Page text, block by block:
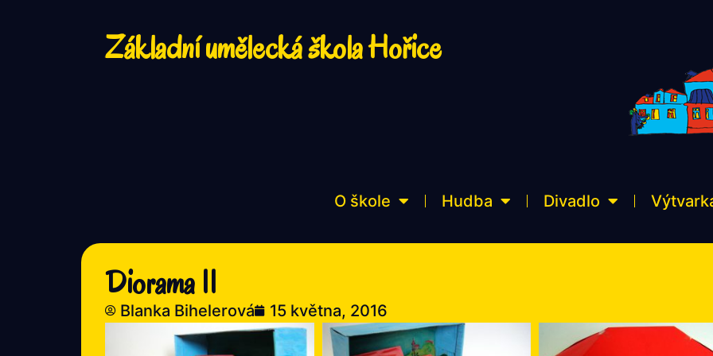
Základní umělecká škola Hořice
O škole Hudba Divadlo
Diorama II
Blanka Bihelerová 15 května, 2016